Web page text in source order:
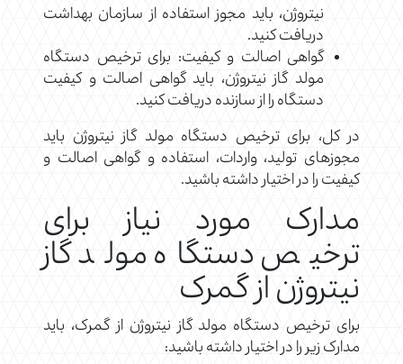
نیتروژن، باید مجوز استفاده از سازمان بهداشت
دریافت کنید.
گواهی اصالت و کیفیت: برای ترخیص دستگاه
مولد گاز نیتروژن، باید گواهی اصالت و کیفیت
دستگاه را از سازنده دریافت کنید.
در کل، برای ترخیص دستگاه مولد گاز نیتروژن باید
مجوزهای تولید، واردات، استفاده و گواهی اصالت و
کیفیت را در اختیار داشته باشید.
مدارک مورد نیاز برای
ترخیص دستگاه مولد گاز
نیتروژن از گمرک
برای ترخیص دستگاه مولد گاز نیتروژن از گمرک، باید
مدارک زیر را در اختیار داشته باشید: